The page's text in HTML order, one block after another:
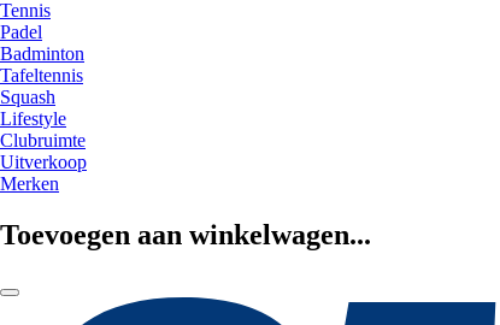
Tennis
Padel
Badminton
Tafeltennis
Squash
Lifestyle
Clubruimte
Uitverkoop
Merken
Toevoegen aan winkelwagen...